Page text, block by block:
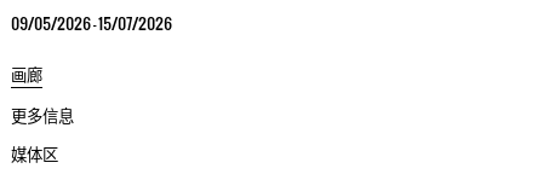
09/05/2026 - 15/07/2026
画廊
更多信息
媒体区